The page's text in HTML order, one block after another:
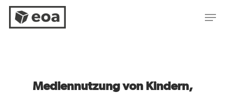
Mediennutzung von Kindern,